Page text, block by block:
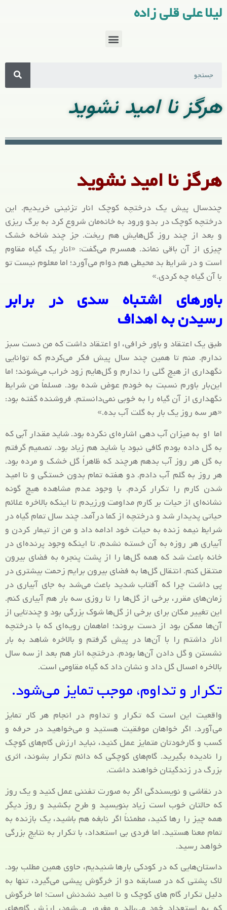
لیلا علی قلی زاده
هرگز نا امید نشوید
هرگز نا امید نشوید
چندسال پیش یک درختچه کوچک انار تزئینی خریدیم. این
درختچه کوچک در بدو ورود به خانه‌مان شروع کرد به برگ ریزی
و بعد از چند روز گل‌هایش هم ریخت. جز چند شاخه خشک
چیزی از آن باقی نماند. همسرم می‌گفت: «انار یک گیاه مقاوم
است و در شرایط بد محیطی هم دوام می‌آورد؛ اما معلوم نیست تو
با آن گیاه چه کردی.»
باورهای اشتباه سدی در برابر
رسیدن به اهداف
طبق یک اعتقاد و باور خرافی، او اعتقاد داشت که من دست سبز
ندارم. منم تا همین چند سال پیش فکر می‌کردم که توانایی
نگهداری از هیچ گلی را ندارم و گل‌هایم زود خراب می‌شوند؛ اما
این‌بار باورم نسبت به خودم عوض شده بود. مسلماً من شرایط
نگهداری از آن گیاه را به خوبی نمی‌دانستم. فروشنده گفته بود:
«هر سه روز یک بار به گلت آب بده.»
اما او به میزان آب دهی اشاره‌ای نکرده بود. شاید مقدار آبی که
به گل داده بودم کافی نبود یا شاید هم زیاد بود. تصمیم گرفتم
به گل هر روز آب بدهم هرچند که ظاهراً گل خشک و مرده بود.
هر روز به گلم آب دادم. دو هفته تمام بدون خستگی و نا امید
شدن کارم را تکرار کردم. با وجود عدم مشاهده هیچ گونه
نشانه‌ای از حیات بر کارم مداومت ورزیدم تا اینکه بالاخره علائم
حیاتی پدیدار شد و درختچه از کما درآمد. چند سال تمام گیاه در
شرایط نیمه زنده به حیات خود ادامه داد و من از تیمار کردن و
آبیاری هر روزه به آن خسته نشدم. تا اینکه وجود پرنده‌ای در
خانه باعث شد که همه گل‌ها را از پشت پنجره به فضای بیرون
منتقل کنم. انتقال گل‌ها به فضای بیرون برایم زحمت بیشتری در
پی داشت چرا که آفتاب شدید باعث می‌شد به جای آبیاری در
زمان‌های مقرر، برخی از گل‌ها را تا روزی سه بار هم آبیاری کنم.
این تغییر مکان برای برخی از گل‌ها شوک بزرگی بود و چندتایی از
آن‌ها ممکن بود از دست بروند؛ اماهمان رویه‌ای که با درختچه
انار داشتم را با آن‌ها در پیش گرفتم و بالاخره شاهد به بار
نشستن و گل دادن آن‌ها بودم. درختچه انار هم بعد از سه سال
بالاخره امسال گل داد و نشان داد که گیاه مقاومی است.
تکرار و تداوم، موجب تمایز می‌شود.
واقعیت این است که تکرار و تداوم در انجام هر کار تمایز
می‌آورد. اگر خواهان موفقیت هستید و می‌خواهید در حرفه و
کسب و کارخودتان متمایز عمل کنید، نباید ارزش گام‌های کوچک
را نادیده بگیرید. گام‌های کوچکی که دائم تکرار بشوند، اثری
بزرگ در زندگیتان خواهند داشت.
در نقاشی و نویسندگی اگر به صورت تفننی عمل کنید و یک روز
که حالتان خوب است زیاد بنویسید و طرح بکشید و روز دیگر
همه چیز را رها کنید، مطمئناً اگر نابغه هم باشید، یک بازنده به
تمام معنا هستید. اما فردی بی استعداد، با تکرار به نتایج بزرگی
خواهد رسید.
داستان‌هایی که در کودکی بارها شنیدیم، حاوی همین مطلب بود.
لاک پشتی که در مسابقه دو از خرگوش پیشی می‌گیرد، تنها به
دلیل تکرار گام ‌های کوچک و نا امید نشدنش است؛ اما خرگوش